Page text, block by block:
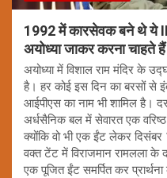
1992 में कारसेवक बने थे ये
अयोध्या जाकर करना चाहते हैं
अयोध्या में विशाल राम मंदिर के
है। हर कोई इस दिन का बरसों से
आईपीएस का नाम भी शामिल है।
अर्धसैनिक बल में सेवारत एक वरिष्ठ
क्योंकि वो भी एक ईंट लेकर
वक्त टेंट में विराजमान रामलला के
एक पूजित ईंट समर्पित कर